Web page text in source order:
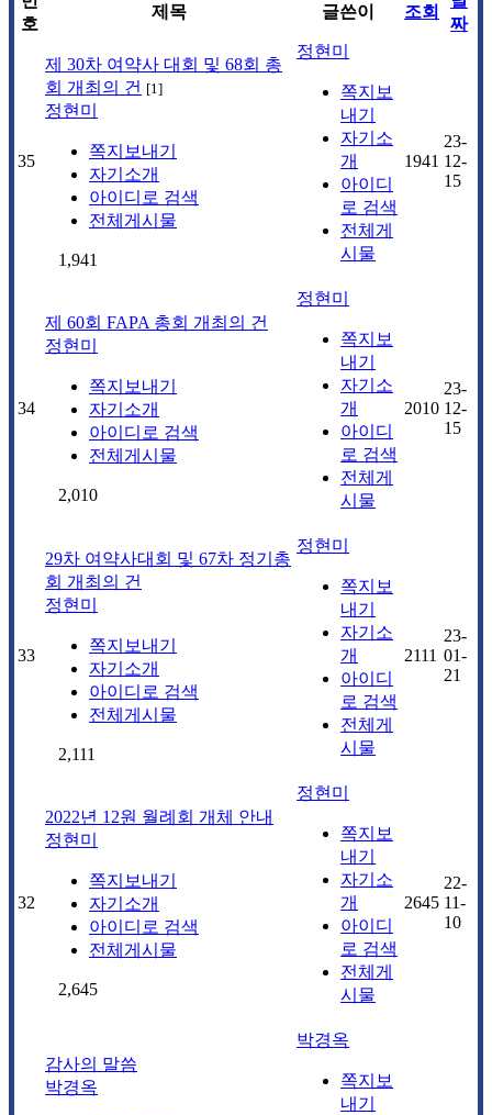
호
제목 글쓴이 조회
짜
35
제 30차 여약사 대회 및 68회 총
회 개최의 건 [1 ]
정현미
쪽지보내기
자기소개
아이디로 검색
전체게시물
1,941
정현미
쪽지보
내기
자기소
개
아이디
로 검색
전체게
시물
1941
23-
12-
15
34
제 60회 FAPA 총회 개최의 건
정현미
쪽지보내기
자기소개
아이디로 검색
전체게시물
2,010
정현미
쪽지보
내기
자기소
개
아이디
로 검색
전체게
시물
2010
23-
12-
15
33
29차 여약사대회 및 67차 정기총
회 개최의 건
정현미
쪽지보내기
자기소개
아이디로 검색
전체게시물
2,111
정현미
쪽지보
내기
자기소
개
아이디
로 검색
전체게
시물
2111
23-
01-
21
32
2022년 12원 월례회 개체 안내
정현미
쪽지보내기
자기소개
아이디로 검색
전체게시물
2,645
정현미
쪽지보
내기
자기소
개
아이디
로 검색
전체게
시물
2645
22-
11-
10
감사의 말씀
박경옥
박경옥
쪽지보
내기